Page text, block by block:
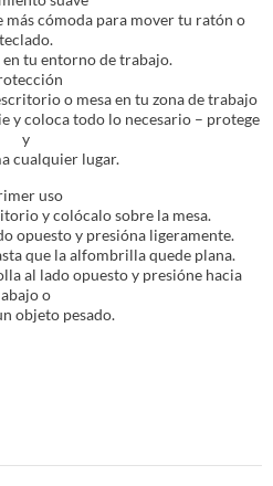
cómoda para mover tu ratón o
teclado.
tu entorno de trabajo.
o mesa en tu zona de trabajo
y coloca todo lo necesario – protege
y
cualquier lugar.
uso
y colócalo sobre la mesa.
opuesto y presióna ligeramente.
que la alfombrilla quede plana.
al lado opuesto y presióne hacia
abajo o
objeto pesado.